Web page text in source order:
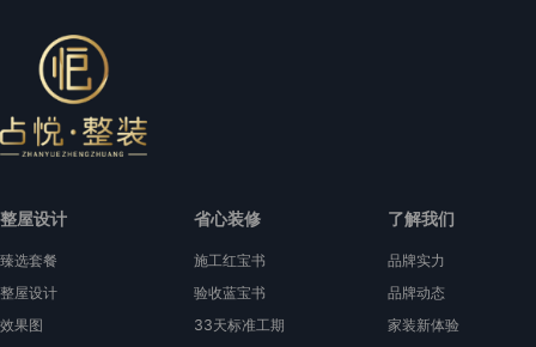
整屋设计
臻选套餐
整屋设计
效果图
省心装修
施工红宝书
验收蓝宝书
33天标准工期
了解我们
品牌实力
品牌动态
家装新体验